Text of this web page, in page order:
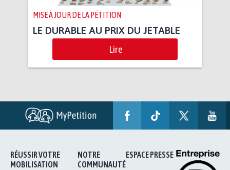
MISE À JOUR DE LA PÉTITION
LE DURABLE AU PRIX DU JETABLE
Lire
RÉUSSIR VOTRE
MOBILISATION
NOTRE
COMMUNAUTÉ
ESPACE PRESSE